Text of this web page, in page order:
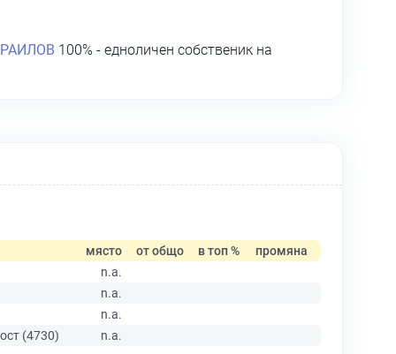
100% - едноличен собственик на
място от общо в топ %
промяна
n.a.
n.a.
n.a.
(4730)
n.a.